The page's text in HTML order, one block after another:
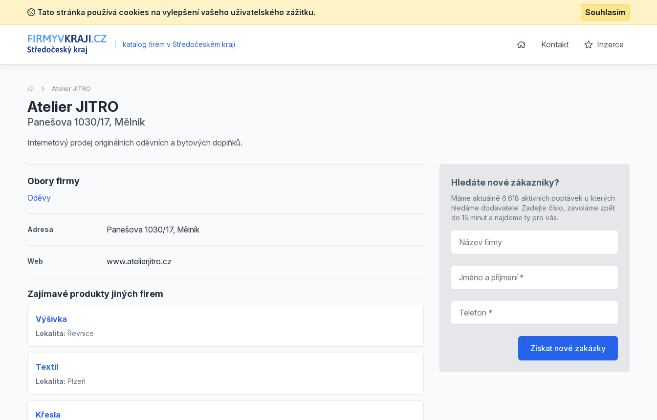
Tato stránka používá cookies na vylepšení vašeho uživatelského zážitku. Souhlasím
katalog firem v Středočeském kraji Kontakt Inzerce
Úvodní stránka
Atelier JITRO
Atelier JITRO
Panešova 1030/17, Mělník
Internetový prodej originálních oděvních a bytových doplňků.
Obory firmy
Oděvy
Adresa Panešova 1030/17, Mělník
Web www.atelierjitro.cz
Zajímavé produkty jiných firem
Výšivka
Lokalita: Řevnice
Textil
Lokalita: Plzeň
Křesla
Hledáte nové zákazníky?
Máme aktuálně 6.618 aktivních poptávek u kterých
hledáme dodavatele. Zadejte číslo, zavoláme zpět
do 15 minut a najdeme ty pro vás.
Získat nové zakázky